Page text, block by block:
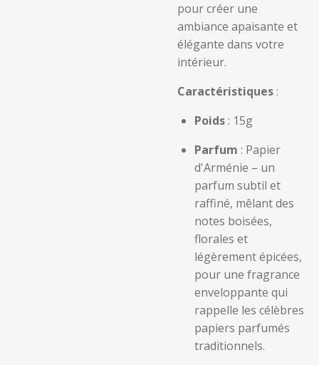
pour créer une
ambiance apaisante et
élégante dans votre
intérieur.
Caractéristiques:
Poids: 15g
Parfum : Papier
d'Arménie – un
parfum subtil et
raffiné, mêlant des
notes boisées,
florales et
légèrement épicées,
pour une fragrance
enveloppante qui
rappelle les célèbres
papiers parfumés
traditionnels.